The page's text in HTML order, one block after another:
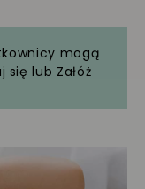
mogą
się lub Załóż